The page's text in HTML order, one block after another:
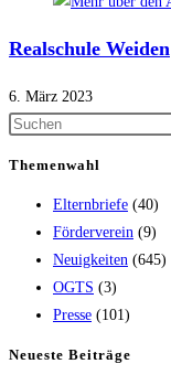
Realschule Weiden
6. März 2023
Themenwahl
Elternbriefe (40)
Förderverein (9)
Neuigkeiten (645)
OGTS (3)
Presse (101)
Neueste Beiträge